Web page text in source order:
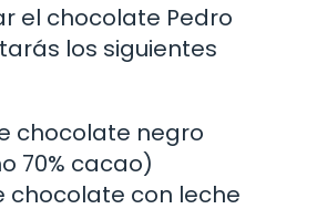
el chocolate Pedro
los siguientes
chocolate negro
70% cacao)
chocolate con leche